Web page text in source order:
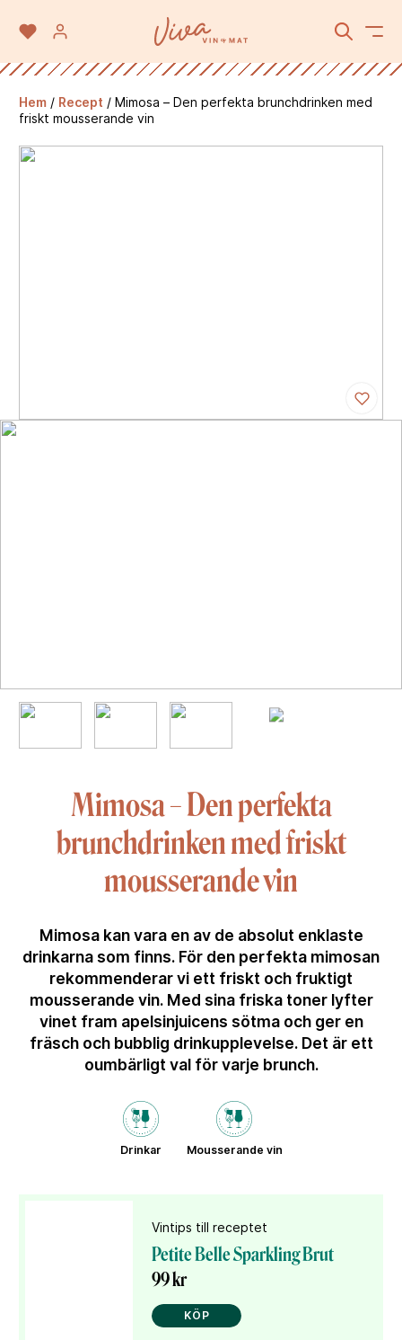
Hem / Recept / Mimosa – Den perfekta brunchdrinken med
friskt mousserande vin
Mimosa – Den perfekta
brunchdrinken med friskt
mousserande vin
Mimosa kan vara en av de absolut enklaste
drinkarna som finns. För den perfekta mimosan
rekommenderar vi ett friskt och fruktigt
mousserande vin. Med sina friska toner lyfter
vinet fram apelsinjuicens sötma och ger en
fräsch och bubblig drinkupplevelse. Det är ett
oumbärligt val för varje brunch.
Drinkar Mousserande vin
Vintips till receptet
Petite Belle Sparkling Brut
99 kr
KÖP